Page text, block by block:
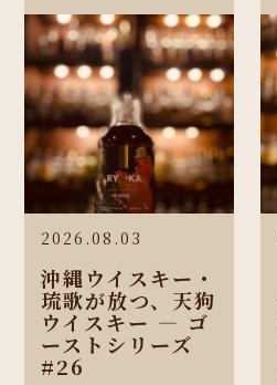
2026.08.03
沖縄ウイスキー・
琉歌が放つ、天狗
ウイスキー ― ゴ
ーストシリーズ
#26